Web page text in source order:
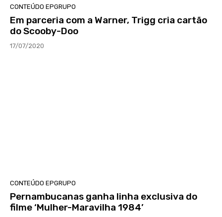
CONTEÚDO EPGRUPO
Em parceria com a Warner, Trigg cria cartão
do Scooby-Doo
17/07/2020
CONTEÚDO EPGRUPO
Pernambucanas ganha linha exclusiva do
filme ‘Mulher-Maravilha 1984’